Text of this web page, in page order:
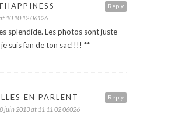
Reply
10 10 12 06126
splendide. Les photos sont juste
suis fan de ton sac!!!! **
Reply
EN PARLENT
juin 2013 at 11 11 02 06026